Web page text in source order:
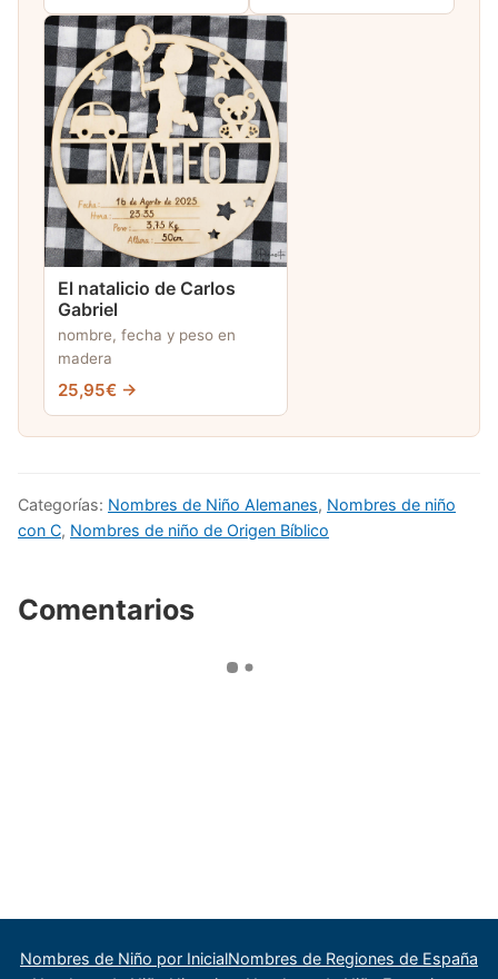
El natalicio de Carlos
Gabriel
nombre, fecha y peso en
madera
25,95€ →
Categorías: Nombres de Niño Alemanes, Nombres de niño
con C, Nombres de niño de Origen Bíblico
Comentarios
Nombres de Niño por InicialNombres de Regiones de España